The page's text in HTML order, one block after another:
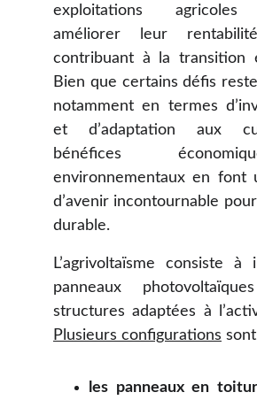
L’agrivoltaïsme consiste à
panneaux
structures adaptées à
Plusieurs configurations
les panneaux en
exploitations agricoles
améliorer leur
contribuant à la transition
Bien que certains défis
notamment en termes
et d’adaptation aux
bénéfices
environnementaux en font
d’avenir incontournable
durable.